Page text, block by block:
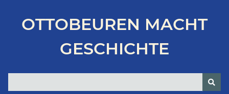
OTTOBEUREN MACHT
GESCHICHTE